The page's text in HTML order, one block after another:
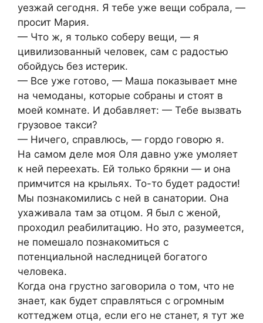
уезжай сегодня. Я тебе уже вещи собрала, —
просит Мария.
— Что ж, я только соберу вещи, — я
цивилизованный человек, сам с радостью
обойдусь без истерик.
— Все уже готово, — Маша показывает мне
на чемоданы, которые собраны и стоят в
моей комнате. И добавляет: — Тебе вызвать
грузовое такси?
— Ничего, справлюсь, — гордо говорю я.
На самом деле моя Оля давно уже умоляет
к ней переехать. Ей только брякни — и она
примчится на крыльях. То-то будет радости!
Мы познакомились с ней в санатории. Она
ухаживала там за отцом. Я был с женой,
проходил реабилитацию. Но это, разумеется,
не помешало познакомиться с
потенциальной наследницей богатого
человека.
Когда она грустно заговорила о том, что не
знает, как будет справляться с огромным
коттеджем отца, если его не станет, я тут же